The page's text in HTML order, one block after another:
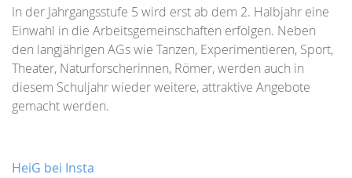
In der Jahrgangsstufe 5 wird erst ab dem 2. Halbjahr eine
Einwahl in die Arbeitsgemeinschaften erfolgen. Neben
den langjährigen AGs wie Tanzen, Experimentieren, Sport,
Theater, Naturforscherinnen, Römer, werden auch in
diesem Schuljahr wieder weitere, attraktive Angebote
gemacht werden.
HeiG bei Insta